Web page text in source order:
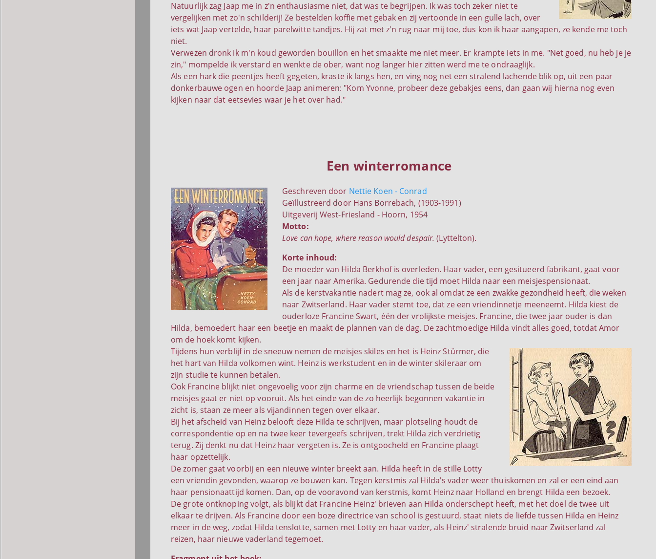
Natuurlijk zag Jaap me in z'n enthausiasme niet, dat was te begrijpen. Ik was toch zeker niet te
vergelijken met zo'n schilderij! Ze bestelden koffie met gebak en zij vertoonde in een gulle lach, over
iets wat Jaap vertelde, haar parelwitte tandjes. Hij zat met z'n rug naar mij toe, dus kon ik haar aangapen, ze kende me toch
niet.
Verwezen dronk ik m'n koud geworden bouillon en het smaakte me niet meer. Er krampte iets in me. "Net goed, nu heb je je
zin," mompelde ik verstard en wenkte de ober, want nog langer hier zitten werd me te ondraaglijk.
Als een hark die peentjes heeft gegeten, kraste ik langs hen, en ving nog net een stralend lachende blik op, uit een paar
donkerbauwe ogen en hoorde Jaap animeren: "Kom Yvonne, probeer deze gebakjes eens, dan gaan wij hierna nog even
kijken naar dat eetsevies waar je het over had."
Een winterromance
Geschreven door Nettie Koen - Conrad
Geïllustreerd door Hans Borrebach, (1903-1991)
Uitgeverij West-Friesland - Hoorn, 1954
Motto:
Love can hope, where reason would despair. (Lyttelton).
Korte inhoud:
De moeder van Hilda Berkhof is overleden. Haar vader, een gesitueerd fabrikant, gaat voor
een jaar naar Amerika. Gedurende die tijd moet Hilda naar een meisjespensionaat.
Als de kerstvakantie nadert mag ze, ook al omdat ze een zwakke gezondheid heeft, die weken
naar Zwitserland. Haar vader stemt toe, dat ze een vriendinnetje meeneemt. Hilda kiest de
ouderloze Francine Swart, één der vrolijkste meisjes. Francine, die twee jaar ouder is dan
Hilda, bemoedert haar een beetje en maakt de plannen van de dag. De zachtmoedige Hilda vindt alles goed, totdat Amor
om de hoek komt kijken.
Tijdens hun verblijf in de sneeuw nemen de meisjes skiles en het is Heinz Stürmer, die
het hart van Hilda volkomen wint. Heinz is werkstudent en in de winter skileraar om
zijn studie te kunnen betalen.
Ook Francine blijkt niet ongevoelig voor zijn charme en de vriendschap tussen de beide
meisjes gaat er niet op vooruit. Als het einde van de zo heerlijk begonnen vakantie in
zicht is, staan ze meer als vijandinnen tegen over elkaar.
Bij het afscheid van Heinz belooft deze Hilda te schrijven, maar plotseling houdt de
correspondentie op en na twee keer tevergeefs schrijven, trekt Hilda zich verdrietig
terug. Zij denkt nu dat Heinz haar vergeten is. Ze is ontgoocheld en Francine plaagt
haar opzettelijk.
De zomer gaat voorbij en een nieuwe winter breekt aan. Hilda heeft in de stille Lotty
een vriendin gevonden, waarop ze bouwen kan. Tegen kerstmis zal Hilda's vader weer thuiskomen en zal er een eind aan
haar pensionaattijd komen. Dan, op de vooravond van kerstmis, komt Heinz naar Holland en brengt Hilda een bezoek.
De grote ontknoping volgt, als blijkt dat Francine Heinz' brieven aan Hilda onderschept heeft, met het doel de twee uit
elkaar te drijven. Als Francine door een boze directrice van school is gestuurd, staat niets de liefde tussen Hilda en Heinz
meer in de weg, zodat Hilda tenslotte, samen met Lotty en haar vader, als Heinz' stralende bruid naar Zwitserland zal
reizen, haar nieuwe vaderland tegemoet.